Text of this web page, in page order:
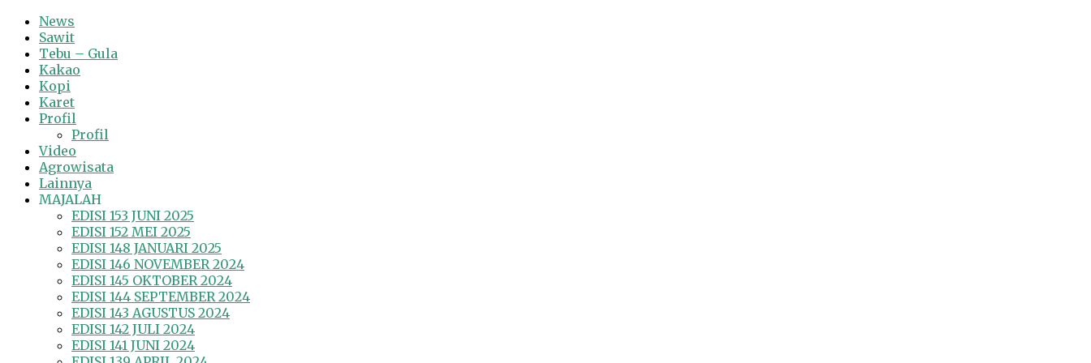
News
Sawit
Tebu – Gula
Kakao
Kopi
Karet
Profil
Profil
Video
Agrowisata
Lainnya
MAJALAH
EDISI 153 JUNI 2025
EDISI 152 MEI 2025
EDISI 148 JANUARI 2025
EDISI 146 NOVEMBER 2024
EDISI 145 OKTOBER 2024
EDISI 144 SEPTEMBER 2024
EDISI 143 AGUSTUS 2024
EDISI 142 JULI 2024
EDISI 141 JUNI 2024